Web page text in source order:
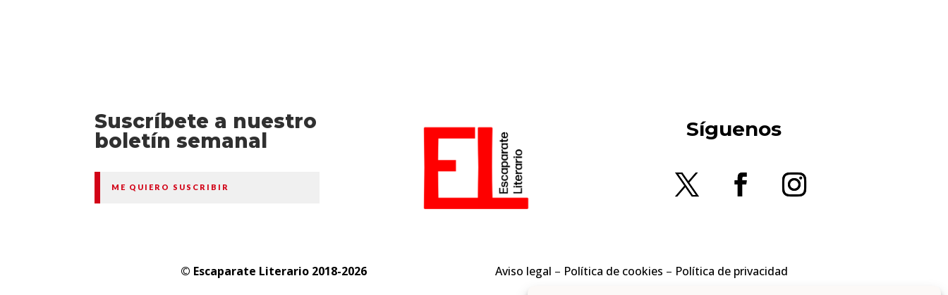
Suscríbete a nuestro
boletín semanal
ME QUIERO SUSCRIBIR
Síguenos
© Escaparate Literario 2018-2026 Aviso legal – Política de cookies – Política de privacidad